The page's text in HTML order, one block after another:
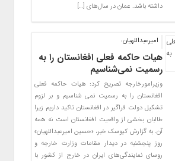
داشته باشد. عمان در سال‌های […]
امیرعبداللهیان:
هیات حاکمه فعلی افغانستان را به
رسمیت نمی‌شناسیم
وزیرامورخارجه تصریح کرد: هیات حاکمه فعلی
افغانستان را به رسمیت نمی شناسیم و بر لزوم
تشکیل دولت فراگیر در افغانستان تاکید داریم زیرا
طالبان بخشی از واقعیت افغانستان است نه همه
آن. به گزارش کیوسک خبر، «حسین امیرعبداللهیان»
روز پنجشنبه در دیدار مقامات وزارت خارجه و
روسای نمایندگی‌های ایران در خارج از کشور با